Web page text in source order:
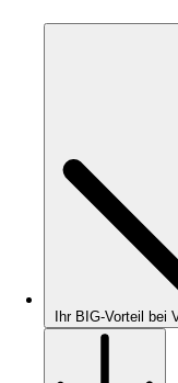
Ihr BIG-Vorteil bei